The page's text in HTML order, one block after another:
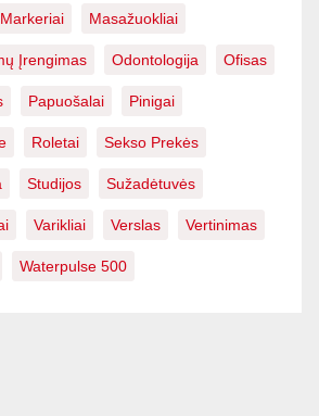
Markeriai Masažuokliai
Įrengimas Odontologija Ofisas
Papuošalai Pinigai
Roletai Sekso Prekės
Studijos Sužadėtuvės
Varikliai Verslas Vertinimas
Waterpulse 500